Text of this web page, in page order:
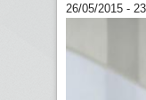
26/05/2015 -